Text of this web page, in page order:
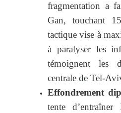
fragmentation a
Gan, touchant
tactique vise à
à paralyser les
témoignent les
centrale de Tel-
Effondrement
tente